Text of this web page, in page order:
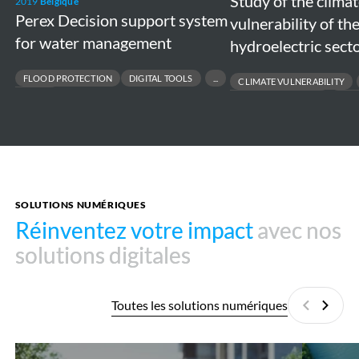
Perex Decision support system
for water management
FLOOD PROTECTION
DIGITAL TOOLS
vulnerability of
hydroelectric
CLIMATE VULNERABILITY
sector
SOLUTIONS NUMÉRIQUES
Réinventez votre impactavec nos
solutions digitales
Réinventez votre impactavec nos
solutions digitales
Toutes les solutions numériques
Mopthycs Sherlock